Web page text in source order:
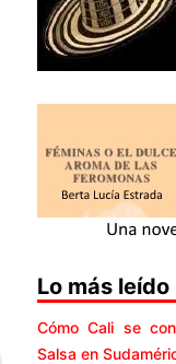
Lo más leído
Cómo Cali se
Salsa en